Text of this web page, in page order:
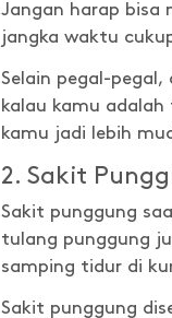
Jangan harap bisa
jangka waktu
Selain pegal-
kalau kamu
kamu jadi lebih
2. Sakit
Sakit punggung
tulang punggung
samping tidur di
Sakit punggung